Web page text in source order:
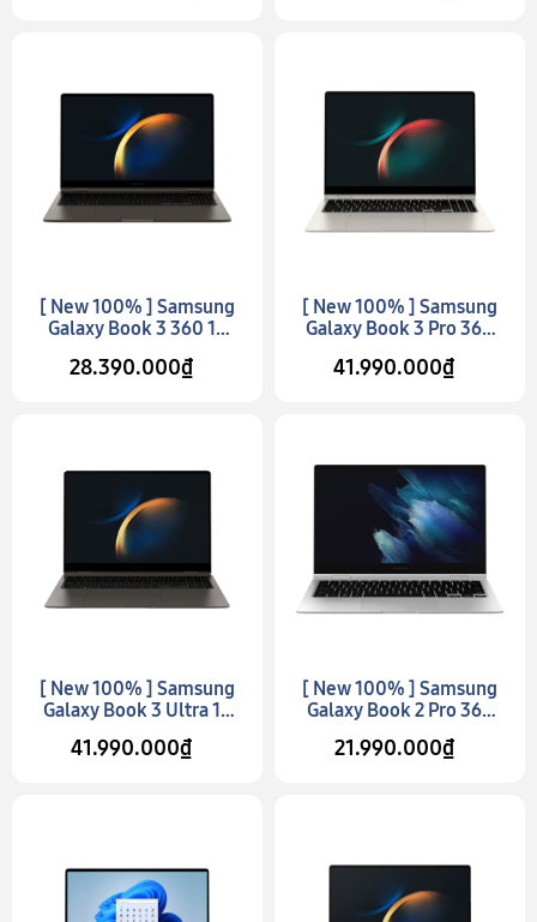
[ New 100% ] Samsung
Galaxy Book 3 360 15
28.390.000₫
[ New 100% ] Samsung
Galaxy Book 3 Pro 360
41.990.000₫
[ New 100% ] Samsung
Galaxy Book 3 Ultra 16
41.990.000₫
[ New 100% ] Samsung
Galaxy Book 2 Pro 360
21.990.000₫